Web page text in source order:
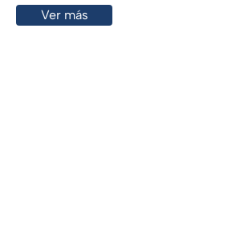
Ver más